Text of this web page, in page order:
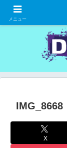
IMG_8668
X
メニュー